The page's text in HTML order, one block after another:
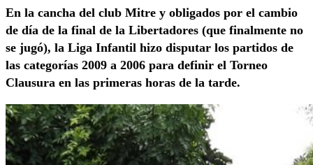
En la cancha del club Mitre y obligados por el cambio
de día de la final de la Libertadores (que finalmente no
se jugó), la Liga Infantil hizo disputar los partidos de
las categorías 2009 a 2006 para definir el Torneo
Clausura en las primeras horas de la tarde.